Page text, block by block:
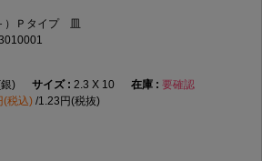
）Ｐタイプ 皿
) 2.3 X 10
要確認
(税込) 1.23円(税抜)